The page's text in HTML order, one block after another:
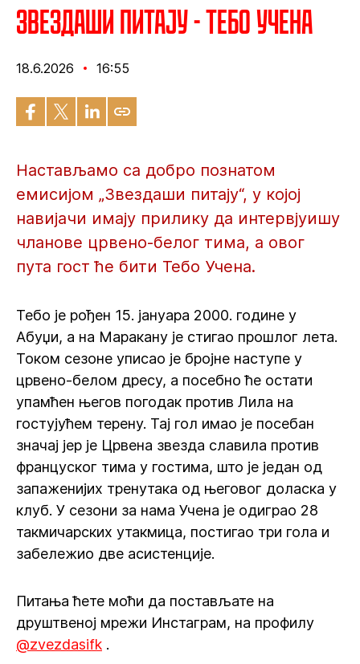
Звездаши питају - Тебо Учена
18.6.2026 16:55
Настављамо са добро познатом
емисијом „Звездаши питају“, у којој
навијачи имају прилику да интервјуишу
чланове црвено-белог тима, а овог
пута гост ће бити Тебо Учена.
Тебо је рођен 15. јануара 2000. године у
Абуџи, а на Маракану је стигао прошлог лета.
Током сезоне уписао је бројне наступе у
црвено-белом дресу, а посебно ће остати
упамћен његов погодак против Лила на
гостујућем терену. Тај гол имао је посебан
значај јер је Црвена звезда славила против
француског тима у гостима, што је један од
запаженијих тренутака од његовог доласка у
клуб. У сезони за нама Учена је одиграо 28
такмичарских утакмица, постигао три гола и
забележио две асистенције.
Питања ћете моћи да постављате на
друштвеној мрежи Инстаграм, на профилу
@zvezdasifk .